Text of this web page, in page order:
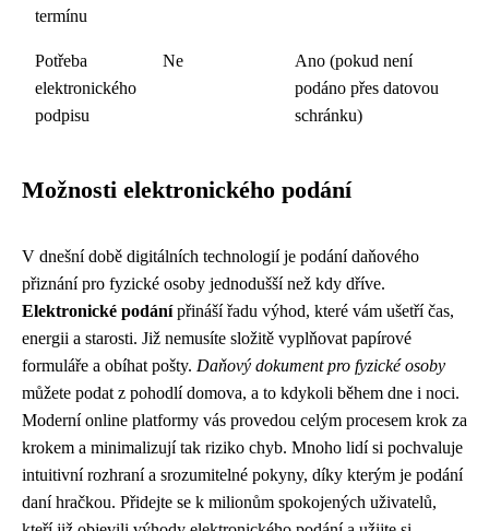
termínu
Potřeba
elektronického
podpisu
Ne
Ano (pokud není
podáno přes datovou
schránku)
Možnosti elektronického podání
V dnešní době digitálních technologií je podání daňového
přiznání pro fyzické osoby jednodušší než kdy dříve.
Elektronické podánípřináší řadu výhod, které vám ušetří čas,
energii a starosti. Již nemusíte složitě vyplňovat papírové
formuláře a obíhat pošty. Daňový dokument pro fyzické osoby
můžete podat z pohodlí domova, a to kdykoli během dne i noci.
Moderní online platformy vás provedou celým procesem krok za
krokem a minimalizují tak riziko chyb. Mnoho lidí si pochvaluje
intuitivní rozhraní a srozumitelné pokyny, díky kterým je podání
daní hračkou. Přidejte se k milionům spokojených uživatelů,